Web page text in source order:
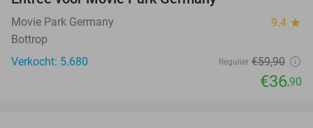
Movie Park Germany 9.4 star
Bottrop
Verkocht: 5.680
Regulier €59,90
€36,90